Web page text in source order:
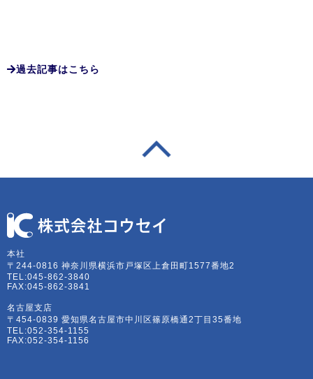
過去記事はこちら
本社
〒244-0816 神奈川県横浜市戸塚区上倉田町1577番地2
TEL:045-862-3840
FAX:045-862-3841
名古屋支店
〒454-0839 愛知県名古屋市中川区篠原橋通2丁目35番地
TEL:052-354-1155
FAX:052-354-1156